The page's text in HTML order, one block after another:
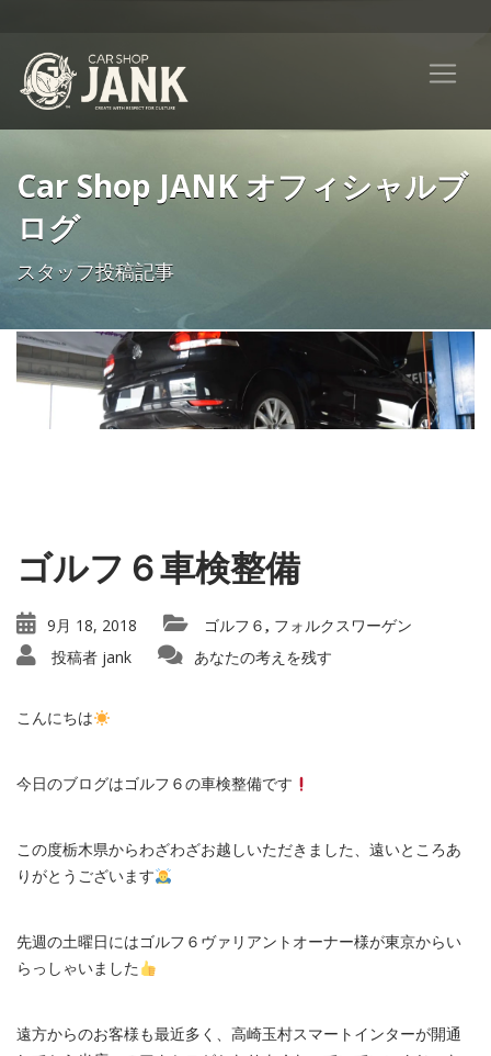
Car Shop JANK オフィシャルブ
ログ
スタッフ投稿記事
ゴルフ６車検整備
9月 18, 2018 ゴルフ６ , フォルクスワーゲン
投稿者 jank あなたの考えを残す
こんにちは
今日のブログはゴルフ６の車検整備です
この度栃木県からわざわざお越しいただきました、遠いところあ
りがとうございます
先週の土曜日にはゴルフ６ヴァリアントオーナー様が東京からい
らっしゃいました
遠方からのお客様も最近多く、高崎玉村スマートインターが開通